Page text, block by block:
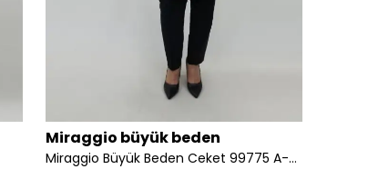
Miraggio büyük beden
Miraggio Büyük Beden Ceket 99775 A-KAHVE